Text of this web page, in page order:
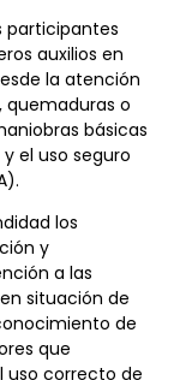
participantes
auxilios en
la atención
o
básicas
el uso seguro
los
y
a las
situación de
de
que
uso correcto de